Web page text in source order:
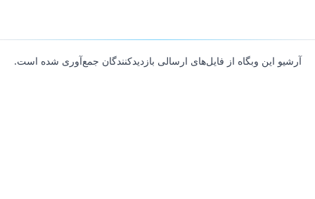
آرشیو این وبگاه از فایل‌های ارسالی بازدیدکنندگان جمع‌آوری شده است.